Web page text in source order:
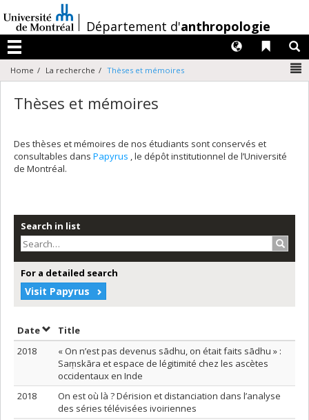
au
contenu
/Département d'anthropologie
Menu
Liens
Langues
Home La recherche Thèses et mémoires
Thèses et mémoires
Des thèses et mémoires de nos étudiants sont conservés et
consultables dans Papyrus , le dépôt institutionnel de l’Université
de Montréal.
Search in list
For a detailed search
Visit Papyrus
DateSort by date in descending order
Title
2018
« On n’est pas devenus sādhu, on était faits sādhu » :
Saṃskāra et espace de légitimité chez les ascètes
occidentaux en Inde
2018
On est où là ? Dérision et distanciation dans l’analyse
des séries télévisées ivoiriennes